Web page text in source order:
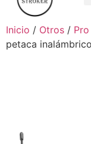
Inicio / Otros /
petaca